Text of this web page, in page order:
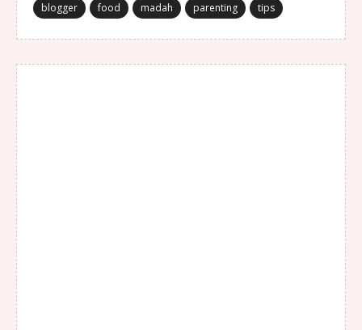
blogger
food madah parenting tips